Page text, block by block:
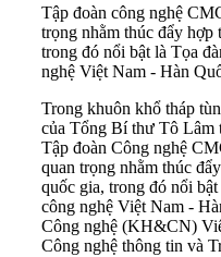
Tập đoàn công nghệ
trọng nhằm thúc đẩy hợp
trong đó nổi bật là Tọa
nghệ Việt Nam - Hàn
Trong khuôn khổ tháp
của Tổng Bí thư Tô Lâm
Tập đoàn Công nghệ
quan trọng nhằm thúc
quốc gia, trong đó nổi
công nghệ Việt Nam -
Công nghệ (KH&CN)
Công nghệ thông tin và